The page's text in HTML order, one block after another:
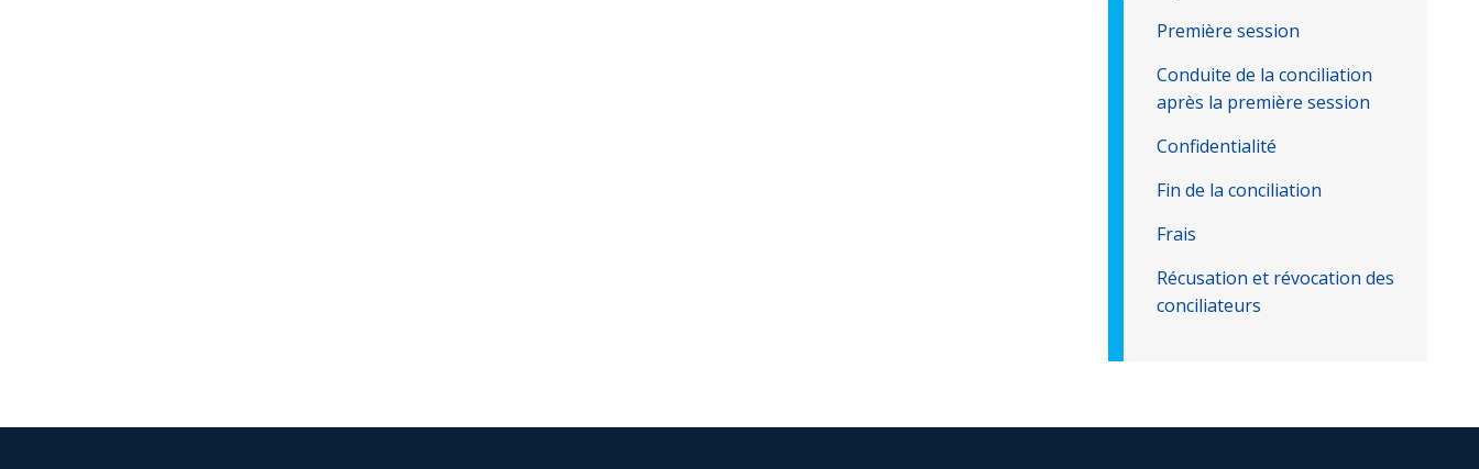
Première session
Conduite de la conciliation
après la première session
Confidentialité
Fin de la conciliation
Frais
Récusation et révocation des
conciliateurs